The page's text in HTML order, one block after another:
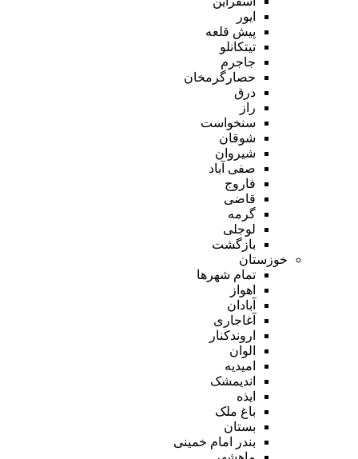
ایور
پیش قلعه
تیتکانلو
جاجرم
حصارگرمخان
درق
راز
سنخواست
شوقان
شیروان
صفی آباد
فاروج
قاضی
گرمه
لوجلی
بازگشت
خوزستان
تمام شهر‌ها
اهواز
آبادان
آغاجاری
اروندکنار
الوان
امیدیه
اندیمشک
ایذه
باغ ملک
بستان
بندر امام خمینی